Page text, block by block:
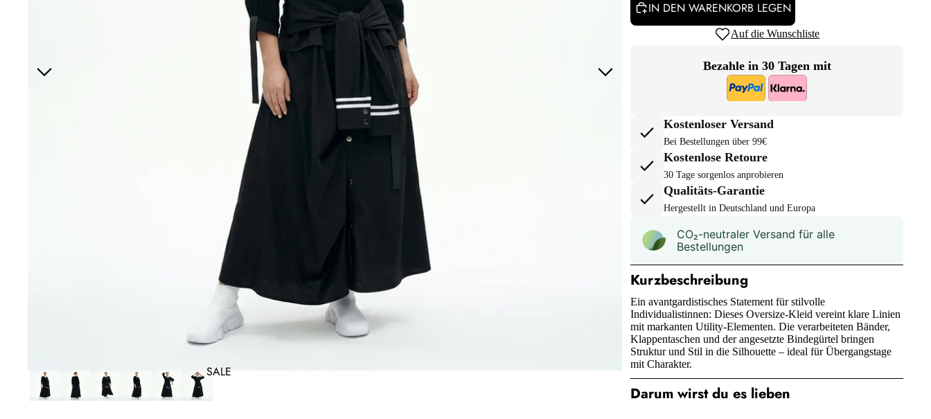
SALE
IN DEN WARENKORB LEGEN
Auf die Wunschliste
Bezahle in 30 Tagen mit
Kostenloser Versand
Bei Bestellungen über 99€
Kostenlose Retoure
30 Tage sorgenlos anprobieren
Qualitäts-Garantie
Hergestellt in Deutschland und Europa
CO₂-neu­t­raler Versand für alle
Bestellungen
Kurzbeschreibung
Ein avantgardistisches Statement für stilvolle
Individualistinnen: Dieses Oversize-Kleid vereint klare Linien
mit markanten Utility-Elementen. Die verarbeiteten Bänder,
Klappentaschen und der angesetzte Bindegürtel bringen
Struktur und Stil in die Silhouette – ideal für Übergangstage
mit Charakter.
Darum wirst du es lieben